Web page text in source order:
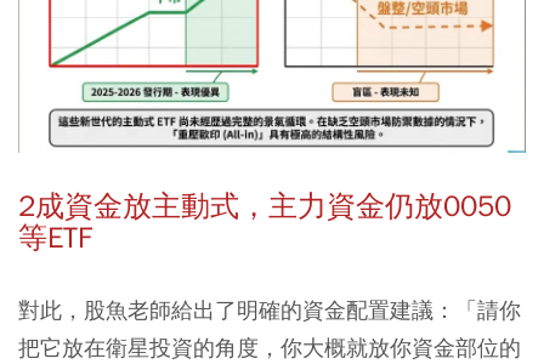
2成資金放主動式，主力資金仍放0050
等ETF
對此，股魚老師給出了明確的資金配置建議：「請你
把它放在衛星投資的角度，你大概就放你資金部位的